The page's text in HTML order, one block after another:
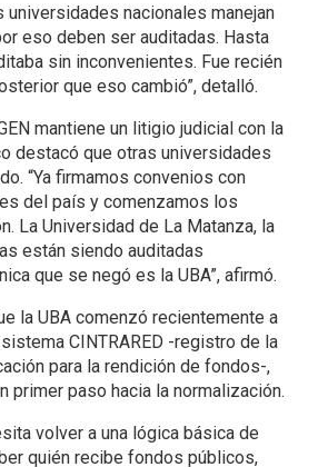
universidades nacionales manejan
eso deben ser auditadas. Hasta
sin inconvenientes. Fue recién
que eso cambió”, detalló.
mantiene un litigio judicial con la
destacó que otras universidades
“Ya firmamos convenios con
del país y comenzamos los
La Universidad de La Matanza, la
están siendo auditadas
que se negó es la UBA”, afirmó.
la UBA comenzó recientemente a
CINTRARED -registro de la
para la rendición de fondos-,
primer paso hacia la normalización.
volver a una lógica básica de
quién recibe fondos públicos,